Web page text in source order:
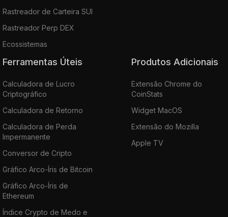
Rastreador de Carteira SUI
Rastreador Perp DEX
Ecossistemas
Ferramentas Úteis
Calculadora de Lucro
Criptográfico
Calculadora de Retorno
Calculadora de Perda
Impermanente
Conversor de Cripto
Gráfico Arco-Íris de Bitcoin
Gráfico Arco-Íris de
Ethereum
Índice Crypto de Medo e
Produtos Adicionais
Extensão Chrome do
CoinStats
Widget MacOS
Extensão do Mozilla
Apple TV